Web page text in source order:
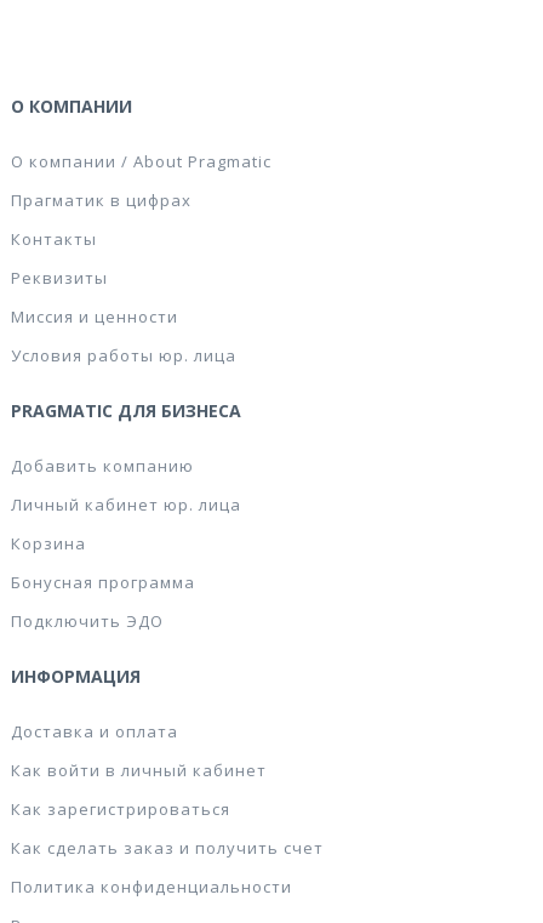
О КОМПАНИИ
О компании / About Pragmatic
Прагматик в цифрах
Контакты
Реквизиты
Миссия и ценности
Условия работы юр. лица
PRAGMATIC ДЛЯ БИЗНЕСА
Добавить компанию
Личный кабинет юр. лица
Корзина
Бонусная программа
Подключить ЭДО
ИНФОРМАЦИЯ
Доставка и оплата
Как войти в личный кабинет
Как зарегистрироваться
Как сделать заказ и получить счет
Политика конфиденциальности